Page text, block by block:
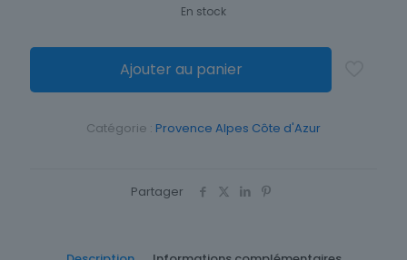
En stock
Ajouter au panier
Catégorie : Provence Alpes Côte d'Azur
Partager